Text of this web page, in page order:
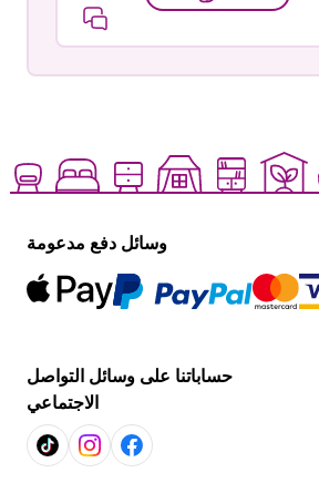
وسائل دفع مدعومة
حساباتنا على وسائل التواصل
الاجتماعي